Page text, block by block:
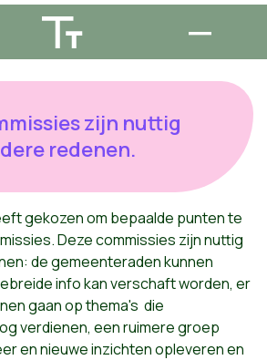
zijn nuttig
redenen.
gekozen om bepaalde punten te
Deze commissies zijn nuttig
de gemeenteraden kunnen
info kan verschaft worden, er
gaan op thema's die
verdienen, een ruimere groep
en nieuwe inzichten opleveren en